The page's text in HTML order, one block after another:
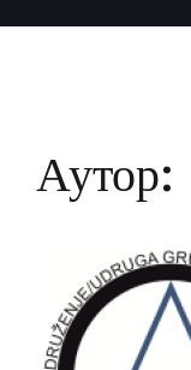
Аутор: